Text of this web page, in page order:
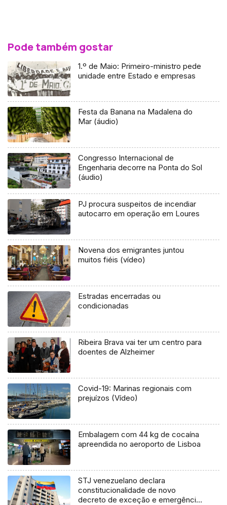
Pode também gostar
1.º de Maio: Primeiro-ministro pede
unidade entre Estado e empresas
Festa da Banana na Madalena do
Mar (áudio)
Congresso Internacional de
Engenharia decorre na Ponta do Sol
(áudio)
PJ procura suspeitos de incendiar
autocarro em operação em Loures
Novena dos emigrantes juntou
muitos fiéis (vídeo)
Estradas encerradas ou
condicionadas
Ribeira Brava vai ter um centro para
doentes de Alzheimer
Covid-19: Marinas regionais com
prejuízos (Vídeo)
Embalagem com 44 kg de cocaína
apreendida no aeroporto de Lisboa
STJ venezuelano declara
constitucionalidade de novo
decreto de exceção e emergência